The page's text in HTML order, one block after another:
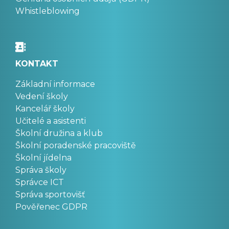
Whistleblowing
KONTAKT
Základní informace
Vedení školy
Kancelář školy
Učitelé a asistenti
Školní družina a klub
Školní poradenské pracoviště
Školní jídelna
Správa školy
Správce ICT
Správa sportovišť
Pověřenec GDPR